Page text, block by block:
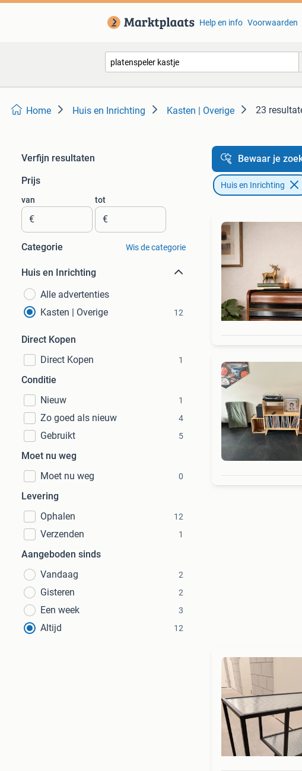
Help en info Voorwaarden
Home Huis en Inrichting Kasten | Overige 23
Verfijn resultaten
Prijs
van
€
tot
€
Categorie Wis de categorie
Huis en Inrichting
Alle advertenties
Kasten | Overige
12
Direct Kopen
Direct Kopen
1
Conditie
Nieuw
1
Zo goed als nieuw 4
Gebruikt 5
Moet nu weg
Moet nu weg
0
Levering
Ophalen
12
Verzenden 1
Aangeboden sinds
Vandaag
2
Gisteren 2
Een week 3
Altijd 12
Bewaar je
Huis en Inrichting